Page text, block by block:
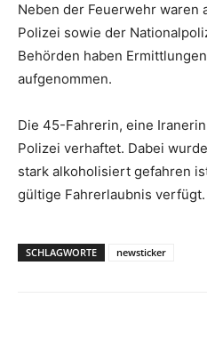
Neben der Feuerwehr waren
Polizei sowie der
Behörden haben
aufgenommen.
Die 45-Fahrerin, eine
Polizei verhaftet. Dabei
stark alkoholisiert gefahren
gültige Fahrerlaubnis verfügt.
SCHLAGWORTE newsticker